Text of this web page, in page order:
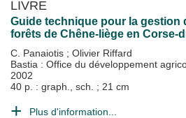
LIVRE
Guide technique pour la gestion
forêts de Chêne-liège en Corse-
C. Panaiotis ; Olivier Riffard
Bastia : Office du développement
2002
40 p. : graph., sch. ; 21 cm
Plus d'information...